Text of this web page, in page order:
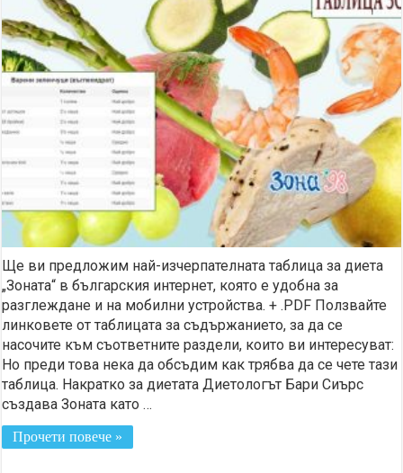
Ще ви предложим най-изчерпателната таблица за диета
„Зоната“ в българския интернет, която е удобна за
разглеждане и на мобилни устройства. + .PDF Ползвайте
линковете от таблицата за съдържанието, за да се
насочите към съответните раздели, които ви интересуват:
Но преди това нека да обсъдим как трябва да се чете тази
таблица. Накратко за диетата Диетологът Бари Сиърс
създава Зоната като …
Прочети повече »